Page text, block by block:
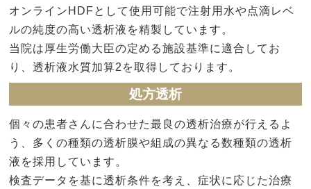
オンラインHDFとして使用可能で注射用水や点滴レベ
ルの純度の高い透析液を精製しています。
当院は厚生労働大臣の定める施設基準に適合してお
り、透析液水質加算2を取得しております。
処方透析
個々の患者さんに合わせた最良の透析治療が行えるよ
う、多くの種類の透析膜や組成の異なる数種類の透析
液を採用しています。
検査データを基に透析条件を考え、症状に応じた治療